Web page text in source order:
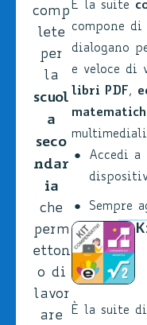
comp
lete
per
la
scuol
a
seco
ndar
ia
che
perm
etton
o di
lavor
are
È la suite
compone
dialogano
e veloce di
libri PDF ,
Accedi a
Sempre
È la suite